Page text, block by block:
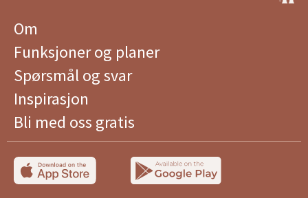
Om
Funksjoner og planer
Spørsmål og svar
Inspirasjon
Bli med oss ​​gratis